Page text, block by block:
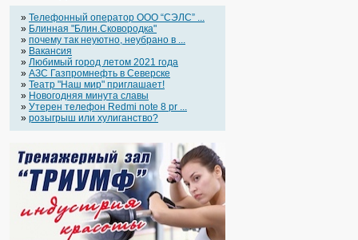
» Телефонный оператор OOO “СЭЛС” ...
» Блинная "Блин.Сковородка"
» почему так неуютно, неубрано в ...
» Вакансия
» Любимый город летом 2021 года
» АЗС Газпромнефть в Северске
» Театр "Наш мир" приглашает!
» Новогодняя минута славы
» Утерен телефон Redmi note 8 pr ...
» розыгрыш или хулиганство?